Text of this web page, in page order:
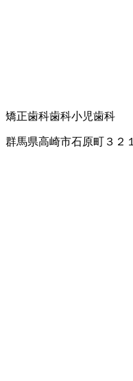
矯正歯科歯科小児歯科
群馬県高崎市石原町３２